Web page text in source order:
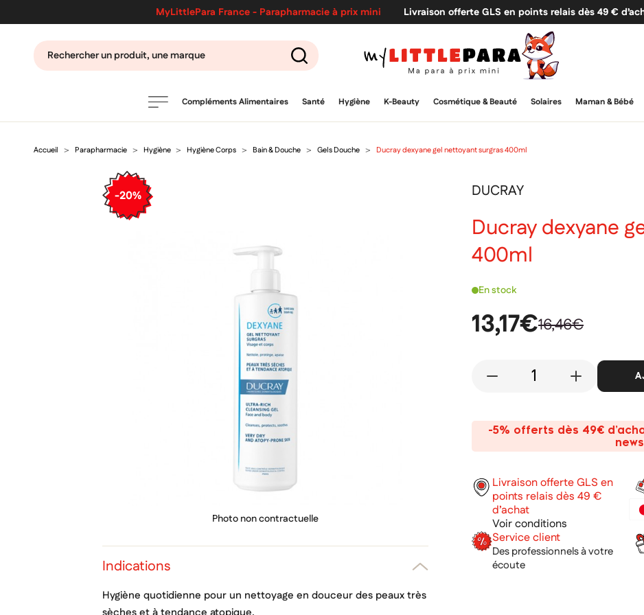
MyLittlePara France - Parapharmacie à prix mini Livraison offerte GLS en points relais dès 49 €
PRODUITS
Compléments Alimentaires Santé Hygiène K-Beauty Cosmétique & Beauté Solaires Maman & Bébé
Accueil Parapharmacie Hygiène Hygiène Corps Bain & Douche Gels Douche Ducray dexyane gel nettoyant surgras 400ml
DUCRAY
Ducray dexyane
400ml
En stock
13,17€16,46€
- +
-5% offerts dès 49€
Livraison offerte GLS en
points relais dès 49 €
d’achat
Voir conditions
Service client
Des professionnels à votre
écoute
-20%
Photo non contractuelle
Indications
Hygiène quotidienne pour un nettoyage en douceur des peaux très